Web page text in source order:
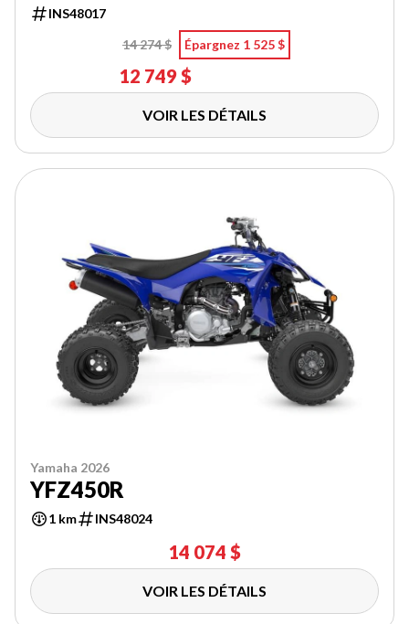
INS48017
14 274 $
Épargnez 1 525 $
12 749 $
VOIR LES DÉTAILS
Yamaha 2026
YFZ450R
1 km INS48024
14 074 $
VOIR LES DÉTAILS